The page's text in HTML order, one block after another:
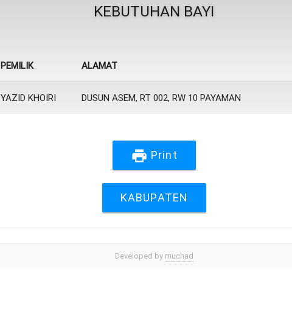
KEBUTUHAN BAYI
PEMILIK ALAMAT
YAZID KHOIRI DUSUN ASEM, RT 002, RW 10 PAYAMAN
print Print
KABUPATEN
Developed by muchad